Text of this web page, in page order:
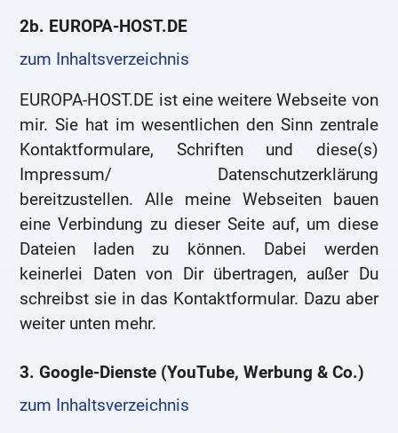
2b. EUROPA-HOST.DE
zum Inhaltsverzeichnis
EUROPA-HOST.DE ist eine weitere Webseite von
mir. Sie hat im wesentlichen den Sinn zentrale
Kontaktformulare, Schriften und diese(s)
Impressum/ Datenschutzerklärung
bereitzustellen. Alle meine Webseiten bauen
eine Verbindung zu dieser Seite auf, um diese
Dateien laden zu können. Dabei werden
keinerlei Daten von Dir übertragen, außer Du
schreibst sie in das Kontaktformular. Dazu aber
weiter unten mehr.
3. Google-Dienste (YouTube, Werbung & Co.)
zum Inhaltsverzeichnis